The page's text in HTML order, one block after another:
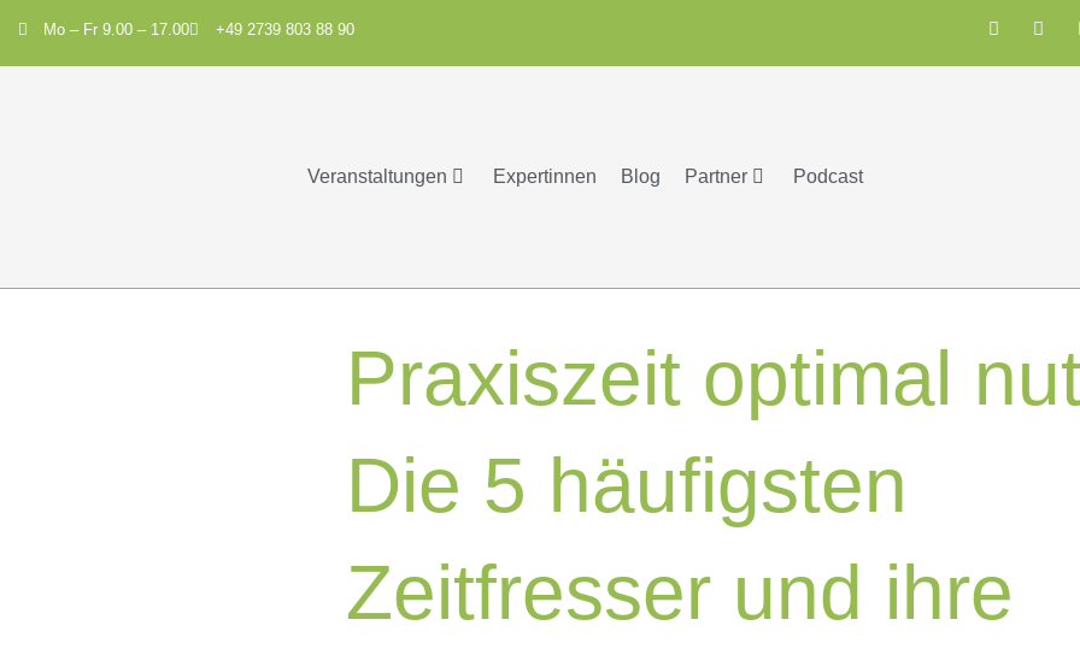
Mo – Fr 9.00 – 17.00 +49 2739 803 88 90
Veranstaltungen Expertinnen Blog Partner Podcast
Praxiszeit optimal
Die 5 häufigsten
Zeitfresser und ihre